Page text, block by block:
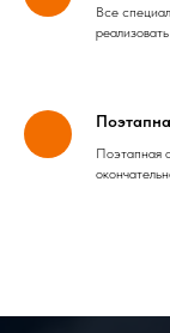
Все
Поэтапная